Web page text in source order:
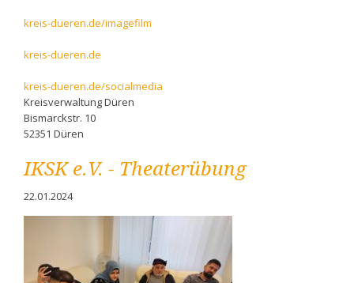
kreis-dueren.de/imagefilm
kreis-dueren.de
kreis-dueren.de/socialmedia
Kreisverwaltung Düren
Bismarckstr. 10
52351 Düren
IKSK e.V. - Theaterübung
22.01.2024